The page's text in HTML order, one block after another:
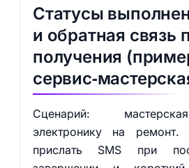
Статусы
и обратная связь
получения
Сценарий:
электронику на ремонт.
прислать SMS при